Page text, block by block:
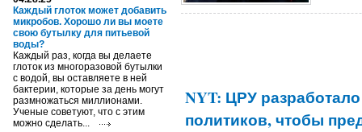
Каждый глоток может добавить
микробов. Хорошо ли вы моете
свою бутылку для питьевой
воды?
Каждый раз, когда вы делаете
глоток из многоразовой бутылки
с водой, вы оставляете в ней
бактерии, которые за день могут
размножаться миллионами.
Ученые советуют, что с этим
можно сделать...
NYT: ЦРУ
политиков, чтобы